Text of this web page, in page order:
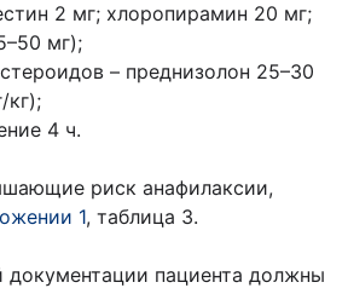
2 мг; хлоропирамин 20 мг;
мг);
– преднизолон 25–30
кг);
4 ч.
риск анафилаксии,
1, таблица 3.
документации пациента должны